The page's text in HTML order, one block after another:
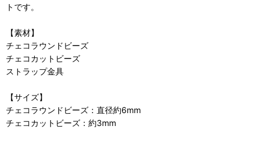
トです。
【素材】
チェコラウンドビーズ
チェコカットビーズ
ストラップ金具
【サイズ】
チェコラウンドビーズ：直径約6mm
チェコカットビーズ：約3mm